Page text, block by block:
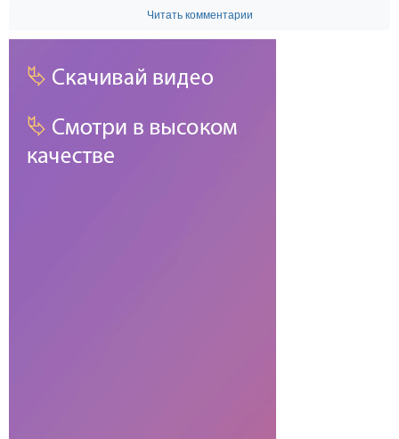
Читать комментарии